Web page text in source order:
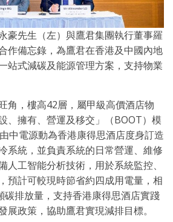
豪先生（左）與鷹君集團執行董事羅
作備忘錄，為鷹君在香港及中國內地
站式減碳及能源管理方案，支持物業
角，樓高42層，屬甲級高價酒店物
、擁有、營運及移交」（BOOT）模
中電源動為香港康得思酒店度身訂造
系統，並負責系統的日常營運、維修
人工智能分析技術，用於系統監控、
預計可較現時節省約四成用電量，相
碳排放量，支持香港康得思酒店實踐
展政策，協助鷹君實現減排目標。